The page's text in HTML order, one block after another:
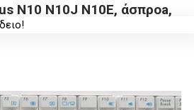
N10 N10J N10E, άσπροa,